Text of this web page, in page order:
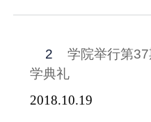
2
学院举行第
学典礼
2018.10.19